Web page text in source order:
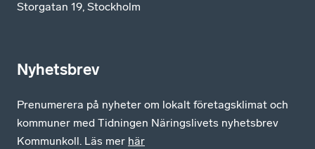
Storgatan 19, Stockholm
Nyhetsbrev
Prenumerera på nyheter om lokalt företagsklimat och
kommuner med Tidningen Näringslivets nyhetsbrev
Kommunkoll. Läs mer här